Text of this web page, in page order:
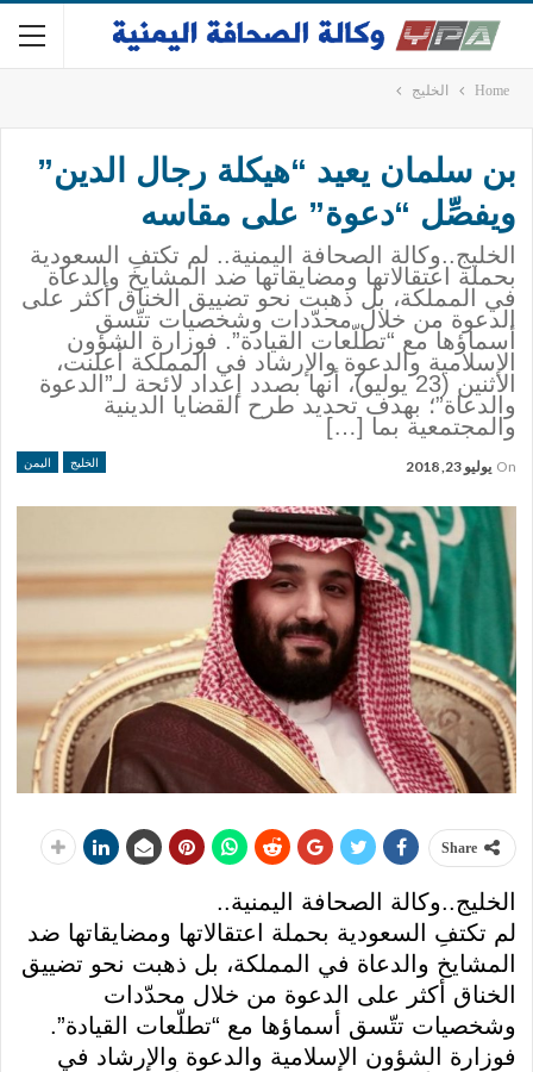
Home الخليج
بن سلمان يعيد “هيكلة رجال الدين”
ويفصِّل “دعوة” على مقاسه
الخليج..وكالة الصحافة اليمنية.. لم تكتفِ السعودية
بحملة اعتقالاتها ومضايقاتها ضد المشايخ والدعاة
في المملكة، بل ذهبت نحو تضييق الخناق أكثر على
الدعوة من خلال محدّدات وشخصيات تتّسق
أسماؤها مع “تطلّعات القيادة”. فوزارة الشؤون
الإسلامية والدعوة والإرشاد في المملكة أعلنت،
الاثنين (23 يوليو)، أنها بصدد إعداد لائحة لـ”الدعوة
والدعاة”؛ بهدف تحديد طرح القضايا الدينية
والمجتمعية بما […]
الخليج اليمن On يوليو 23, 2018
Share
الخليج..وكالة الصحافة اليمنية..
لم تكتفِ السعودية بحملة اعتقالاتها ومضايقاتها ضد
المشايخ والدعاة في المملكة، بل ذهبت نحو تضييق
الخناق أكثر على الدعوة من خلال محدّدات
وشخصيات تتّسق أسماؤها مع “تطلّعات القيادة”.
فوزارة الشؤون الإسلامية والدعوة والإرشاد في